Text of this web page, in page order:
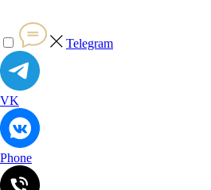
Telegram
VK
Phone